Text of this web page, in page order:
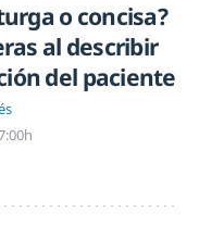
o concisa?
al describir
del paciente